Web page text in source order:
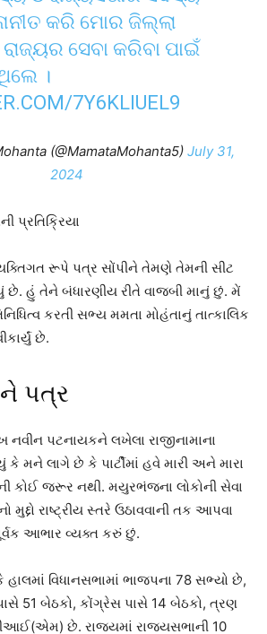
କରି ମୋର ଜିଲ୍ଲା
ସେବା କରିବା ପାଇଁ
।
7Y6KLIUEL9
(@MamataMohanta5) July 31,
2024
પ્રતિક્રિયા
રૂપે પત્ર સોંપીને તેમણે તેમની સીટ
છે. હું તેને બંધારણીય રીતે વાજબી માનું છું. મેં
કરતી સભ્ય મમતા મોહંતાનું તાત્કાલિક
છે.
પત્ર
નવીન પટનાયકને લખેલા રાજીનામાના
મને લાગે છે કે પાર્ટીમાં હવે મારી અને મારા
કોઈ જરૂર નથી. મયુરભંજના લોકોની સેવા
મુદ્દો રાષ્ટ્રીય સ્તરે ઉઠાવવાની તક આપવા
આભાર વ્યક્ત કરું છું.
વિધાનસભામાં ભાજપના 78 સભ્યો છે,
51 બેઠકો, કોંગ્રેસ પાસે 14 બેઠકો, ત્રણ
છે. રાજ્યમાં રાજ્યસભાની 10